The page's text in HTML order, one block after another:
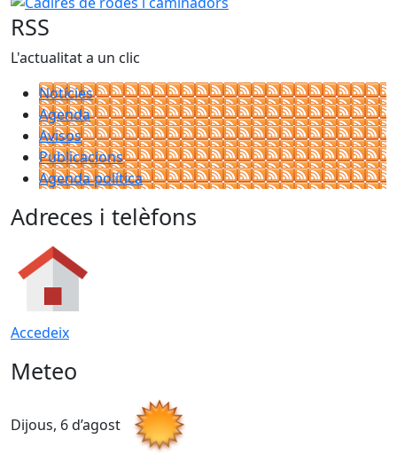
RSS
L'actualitat a un clic
Notícies
Agenda
Avisos
Publicacions
Agenda política
Adreces i telèfons
Accedeix
Meteo
Dijous, 6 d’agost